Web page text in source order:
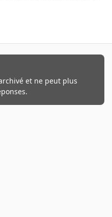
et ne peut plus